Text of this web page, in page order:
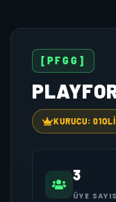
[PFGG]
KURUCU:
3
ÜYE